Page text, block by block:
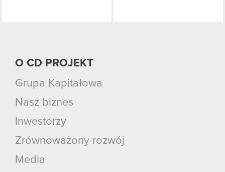
O CD PROJEKT
Grupa Kapitałowa
Nasz biznes
Inwestorzy
Zrównoważony rozwój
Media